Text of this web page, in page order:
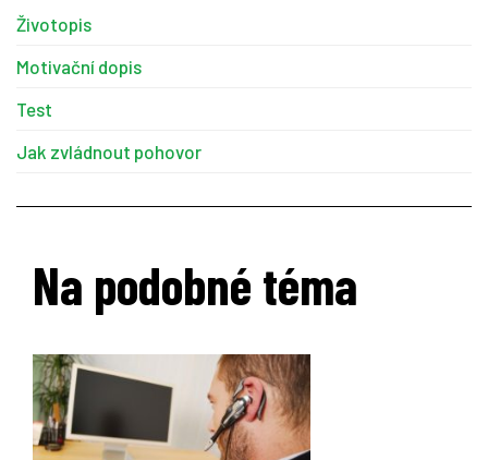
Životopis
Motivační dopis
Test
Jak zvládnout pohovor
Na podobné téma